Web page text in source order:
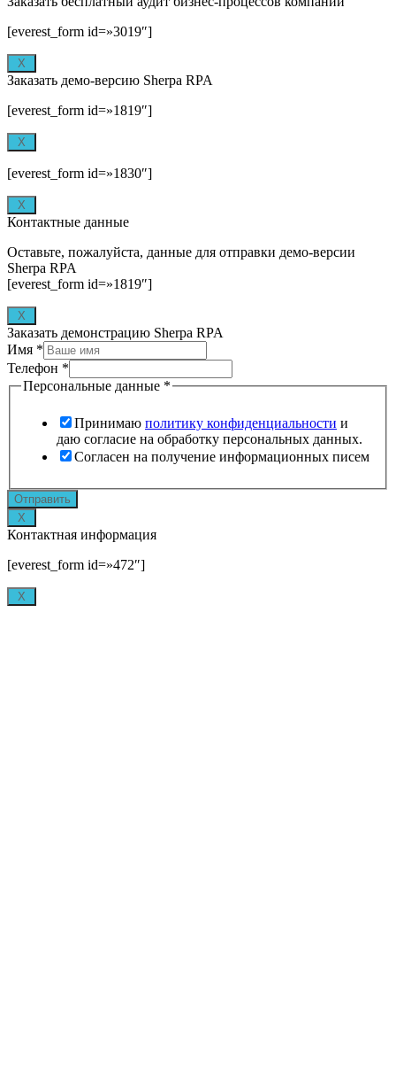
[everest_form id=»3019″]
X
Заказать демо-версию Sherpa RPA
[everest_form id=»1819″]
X
[everest_form id=»1830″]
X
Контактные данные
Оставьте, пожалуйста, данные для отправки демо-версии
Sherpa RPA
[everest_form id=»1819″]
X
Заказать демонстрацию Sherpa RPA
Имя *
Телефон *
Персональные данные *
Принимаю политику конфиденциальности и
даю согласие на обработку персональных данных.
Согласен на получение информационных писем
form_name
landing_url_last
referrer_last
Отправить
X
Контактная информация
[everest_form id=»472″]
X